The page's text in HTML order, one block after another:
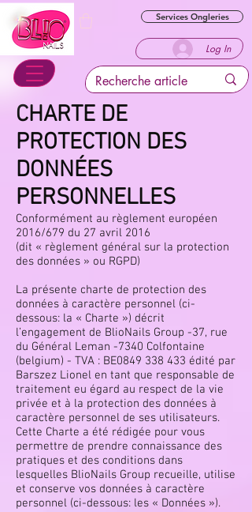
Log In
Services Ongleries
CHARTE DE
PROTECTION DES
DONNÉES
PERSONNELLES
Conformément au règlement européen
2016/679 du 27 avril 2016
(dit « règlement général sur la protection
des données » ou RGPD)
La présente charte de protection des
données à caractère personnel (ci-
dessous: la « Charte ») décrit
l’engagement de BlioNails Group -37, rue
du Général Leman -7340 Colfontaine
(belgium) - TVA : BE0849 338 433 édité par
Barszez Lionel en tant que responsable de
traitement eu égard au respect de la vie
privée et à la protection des données à
caractère personnel de ses utilisateurs.
Cette Charte a été rédigée pour vous
permettre de prendre connaissance des
pratiques et des conditions dans
lesquelles BlioNails Group recueille, utilise
et conserve vos données à caractère
personnel (ci-dessous: les « Données »).